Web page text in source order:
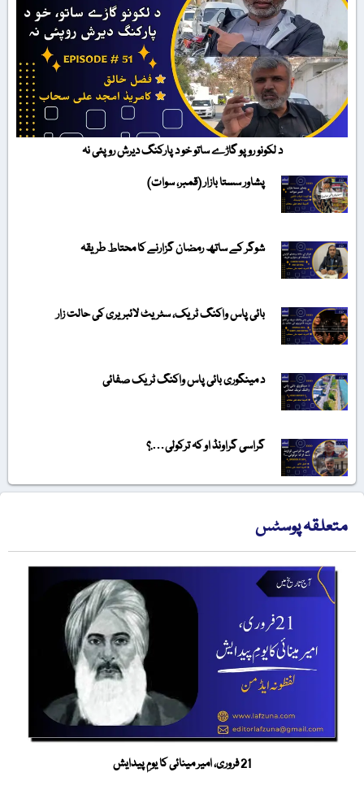
د لکونو روپو گاڑے ساتو خو د پارکنگ دیرش روپئی نہ
پشاور سستا بازار (قمبر، سوات)
شوگر کے ساتھ رمضان گزارنے کا محتاط طریقہ
بائی پاس واکنگ ٹریک، سٹریٹ لائبریری کی حالت زار
د مینگوری بائی پاس واکنگ ٹریک صفائی
گراسی گراونڈ او کہ ترکولی….؟
متعلقہ پوسٹس
21 فروری، امیر مینائی کا یومِ پیدایش